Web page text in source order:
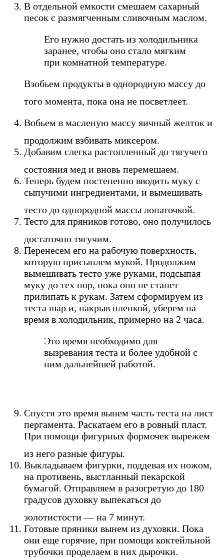
В отдельной емкости смешаем сахарный
песок с размягченным сливочным маслом.
Его нужно достать из холодильника
заранее, чтобы оно стало мягким
при комнатной температуре.
Взобьем продукты в однородную массу до
того момента, пока она не посветлеет.
Вобьем в масленую массу яичный желток и
продолжим взбивать миксером.
Добавим слегка растопленный до тягучего
состояния мед и вновь перемешаем.
Теперь будем постепенно вводить муку с
сыпучими ингредиентами, и вымешивать
тесто до однородной массы лопаточкой.
Тесто для пряников готово, оно получилось
достаточно тягучим.
Перенесем его на рабочую поверхность,
которую присыплем мукой. Продолжим
вымешивать тесто уже руками, подсыпая
муку до тех пор, пока оно не станет
прилипать к рукам. Затем сформируем из
теста шар и, накрыв пленкой, уберем на
время в холодильник, примерно на 2 часа.
Это время необходимо для
вызревания теста и более удобной с
ним дальнейшей работой.
Спустя это время вынем часть теста на лист
пергамента. Раскатаем его в ровный пласт.
При помощи фигурных формочек вырежем
из него разные фигуры.
Выкладываем фигурки, поддевая их ножом,
на противень, выстланный пекарской
бумагой. Отправляем в разогретую до 180
градусов духовку выпекаться до
золотистости — на 7 минут.
Готовые пряники вынем из духовки. Пока
они еще горячие, при помощи коктейльной
трубочки проделаем в них дырочки.